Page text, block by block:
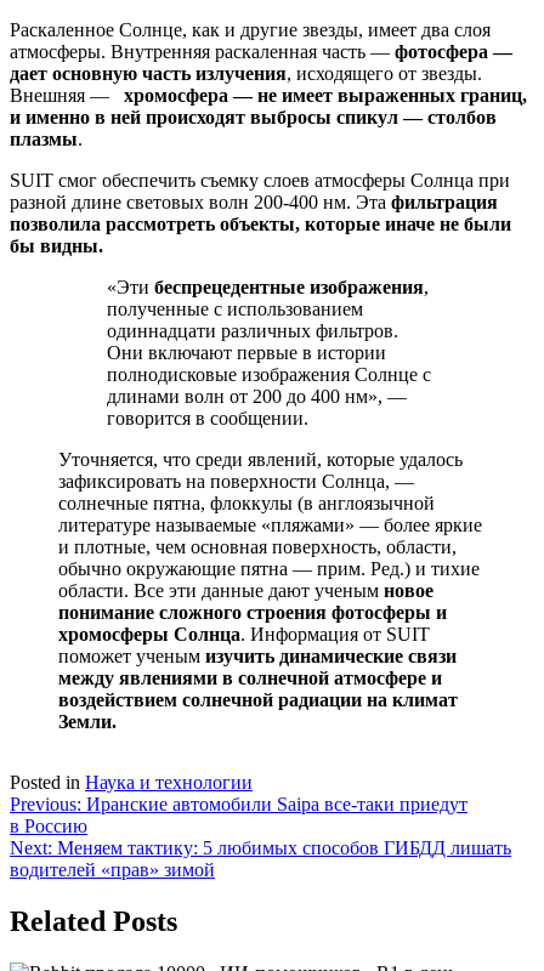
Раскаленное Солнце, как и другие звезды, имеет два слоя
атмосферы. Внутренняя раскаленная часть — фотосфера —
дает основную часть излучения, исходящего от звезды.
Внешняя — хромосфера — не имеет выраженных границ,
и именно в ней происходят выбросы спикул — столбов
плазмы.
SUIT смог обеспечить съемку слоев атмосферы Солнца при
разной длине световых волн 200-400 нм. Эта фильтрация
позволила рассмотреть объекты, которые иначе не были
бы видны.
«Эти беспрецедентные изображения,
полученные с использованием
одиннадцати различных фильтров.
Они включают первые в истории
полнодисковые изображения Солнце с
длинами волн от 200 до 400 нм», —
говорится в сообщении.
Уточняется, что среди явлений, которые удалось
зафиксировать на поверхности Солнца, —
солнечные пятна, флоккулы (в англоязычной
литературе называемые «пляжами» — более яркие
и плотные, чем основная поверхность, области,
обычно окружающие пятна — прим. Ред.) и тихие
области. Все эти данные дают ученым новое
понимание сложного строения фотосферы и
хромосферы Солнца. Информация от SUIT
поможет ученым изучить динамические связи
между явлениями в солнечной атмосфере и
воздействием солнечной радиации на климат
Земли.
Posted in Наука и технологии
Навигация
по
записям
Previous: Иранские автомобили Saipa все-таки приедут
в Россию
Next: Меняем тактику: 5 любимых способов ГИБДД лишать
водителей «прав» зимой
Related Posts